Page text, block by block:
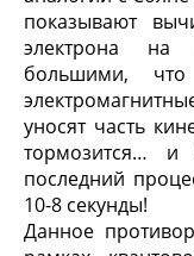
показывают
электрона на
большими, что
уносят часть
тормозится…
последний
10-8 секунды!
Данное